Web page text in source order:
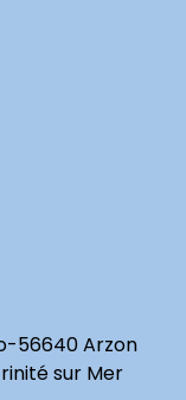
56640 Arzon
sur Mer